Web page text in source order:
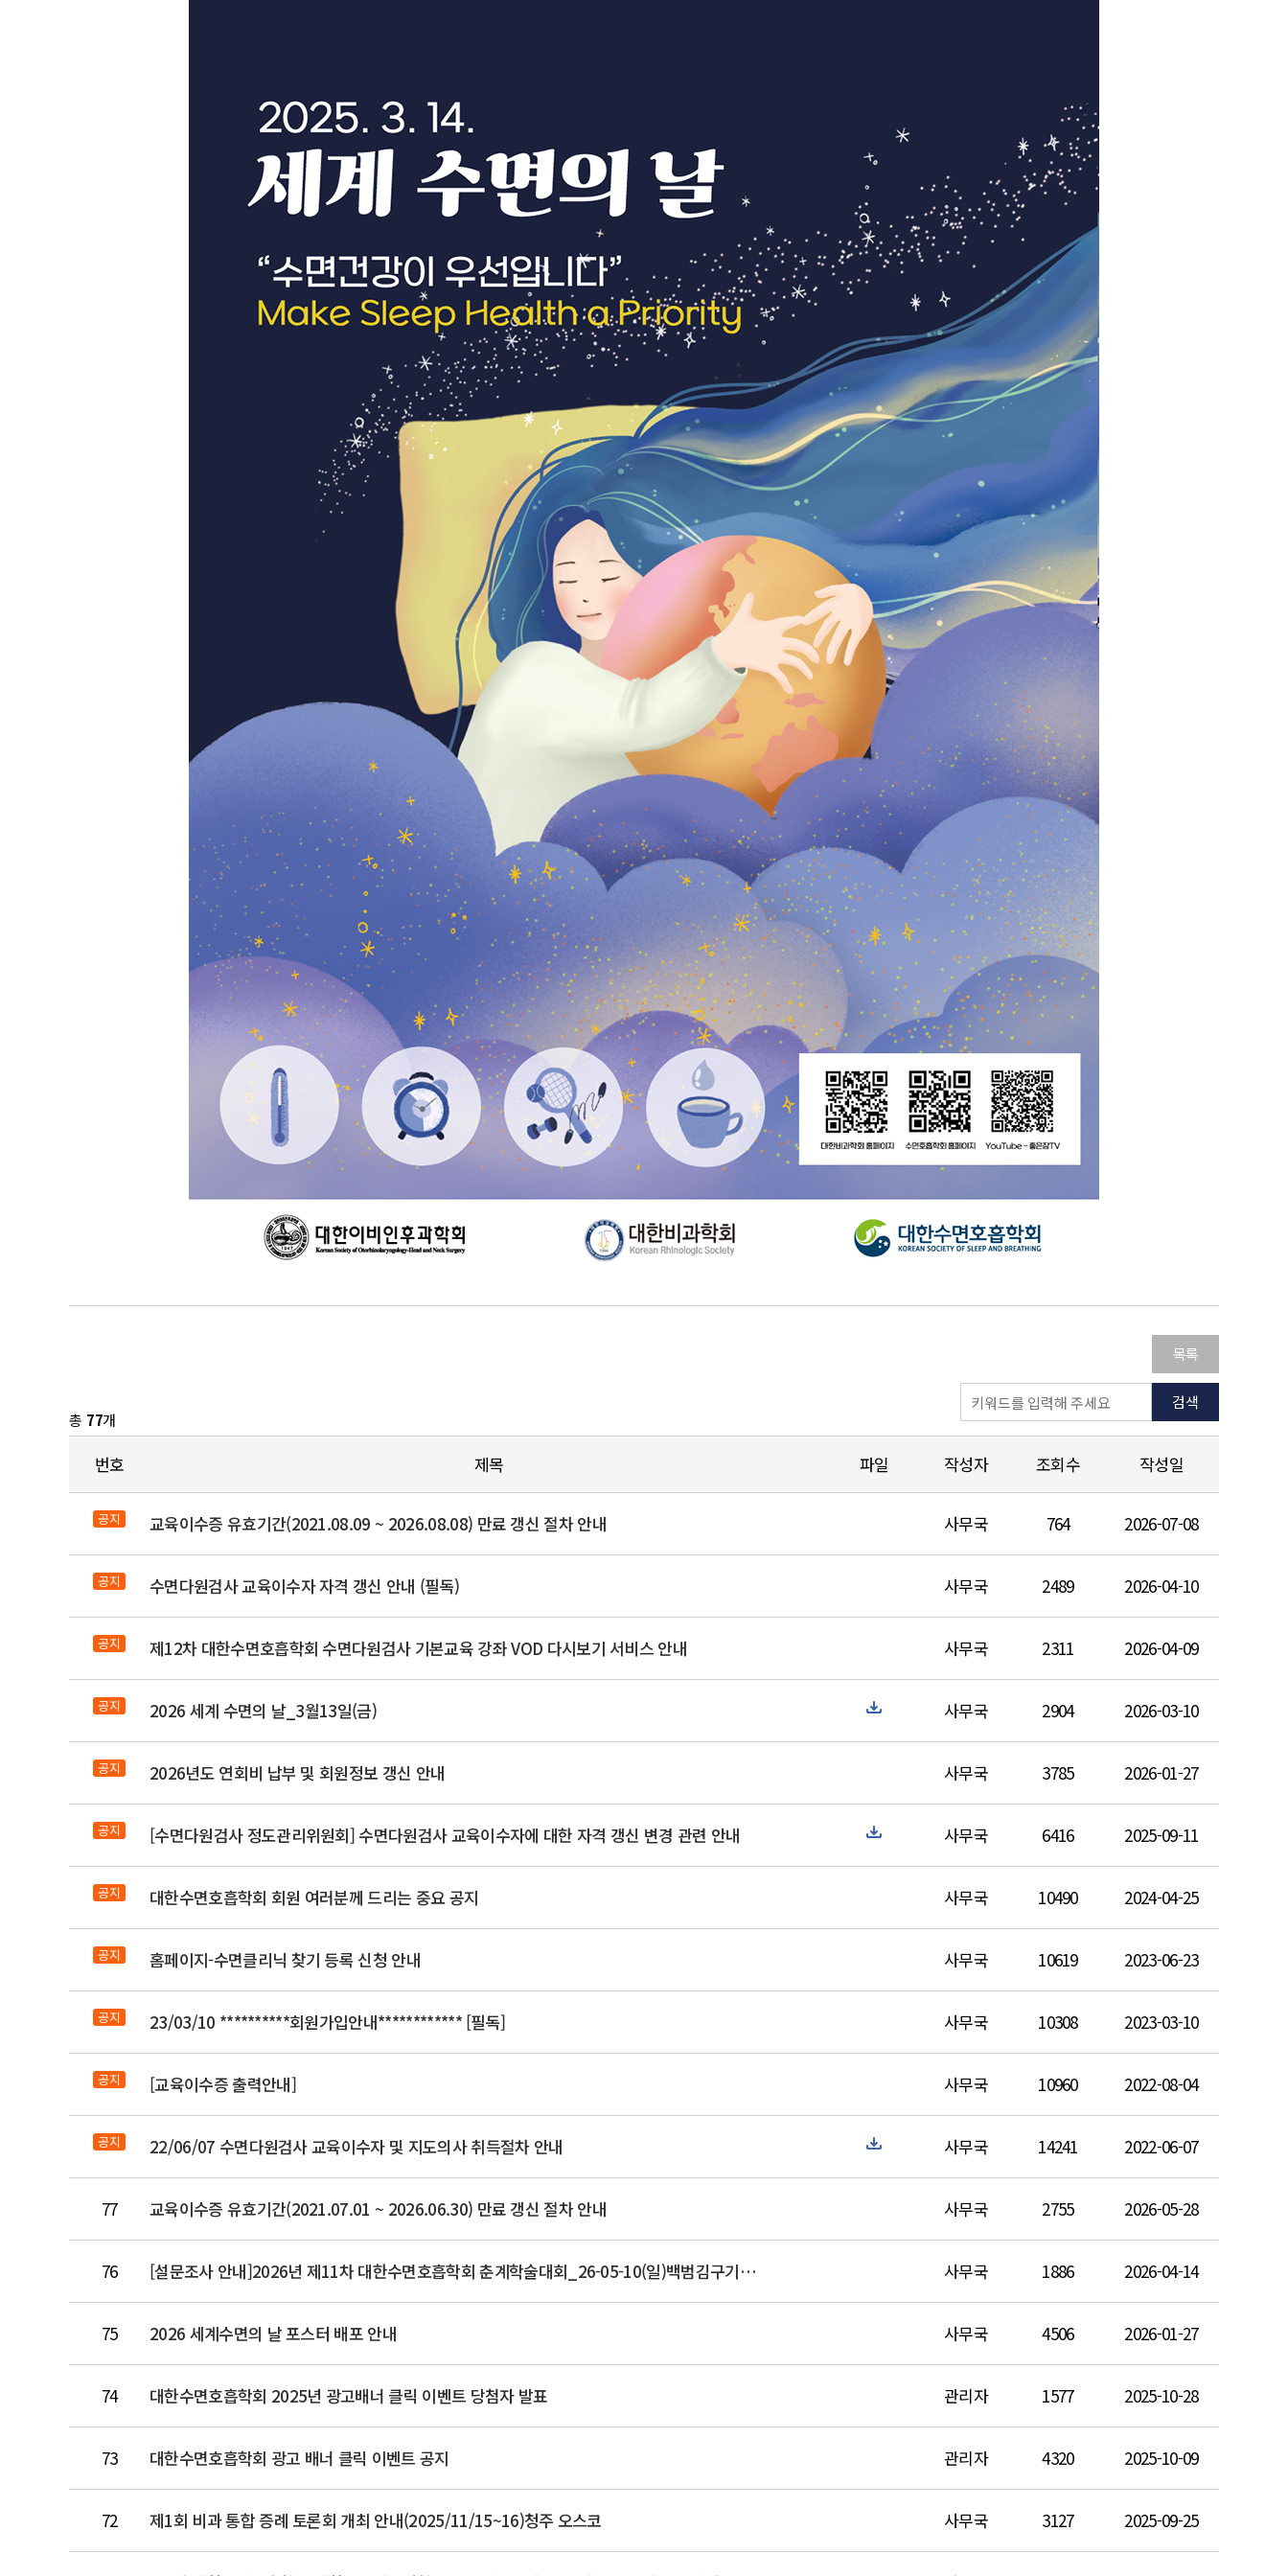
목록
검색
총 77개
번호 제목 파일 작성자 조회수 작성일
공지 교육이수증 유효기간(2021.08.09 ~ 2026.08.08) 만료 갱신 절차 안내 사무국 764 2026-07-08
공지 수면다원검사 교육이수자 자격 갱신 안내 (필독) 사무국 2489 2026-04-10
공지 제12차 대한수면호흡학회 수면다원검사 기본교육 강좌 VOD 다시보기 서비스 안내 사무국 2311 2026-04-09
공지 2026 세계 수면의 날_3월13일(금) 사무국 2904 2026-03-10
공지 2026년도 연회비 납부 및 회원정보 갱신 안내 사무국 3785 2026-01-27
공지 [수면다원검사 정도관리위원회] 수면다원검사 교육이수자에 대한 자격 갱신 변경 관련 안내 사무국 6416 2025-09-11
공지 대한수면호흡학회 회원 여러분께 드리는 중요 공지 사무국 10490 2024-04-25
공지 홈페이지-수면클리닉 찾기 등록 신청 안내 사무국 10619 2023-06-23
공지 23/03/10 **********회원가입안내************ [필독] 사무국 10308 2023-03-10
공지 [교육이수증 출력안내] 사무국 10960 2022-08-04
공지 22/06/07 수면다원검사 교육이수자 및 지도의사 취득절차 안내 사무국 14241 2022-06-07
77 교육이수증 유효기간(2021.07.01 ~ 2026.06.30) 만료 갱신 절차 안내 사무국 2755 2026-05-28
76 [설문조사 안내]2026년 제11차 대한수면호흡학회 춘계학술대회_26-05-10(일)백범김구기념관 사무국 1886 2026-04-14
75 2026 세계수면의 날 포스터 배포 안내 사무국 4506 2026-01-27
74 대한수면호흡학회 2025년 광고배너 클릭 이벤트 당첨자 발표 관리자 1577 2025-10-28
73 대한수면호흡학회 광고 배너 클릭 이벤트 공지 관리자 4320 2025-10-09
72 제1회 비과 통합 증례 토론회 개최 안내(2025/11/15~16)청주 오스코 사무국 3127 2025-09-25